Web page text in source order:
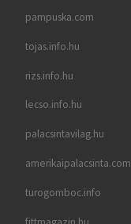
pampuska.com
tojas.info.hu
rizs.info.hu
lecso.info.hu
palacsintavilag.hu
amerikaipalacsinta.com
turogomboc.info